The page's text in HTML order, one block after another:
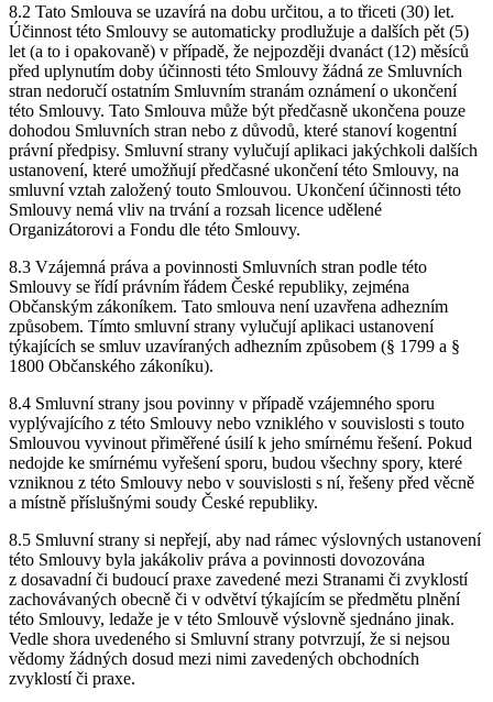
8.2 Tato Smlouva se uzavírá na dobu určitou, a to třiceti (30) let.
Účinnost této Smlouvy se automaticky prodlužuje a dalších pět (5)
let (a to i opakovaně) v případě, že nejpozději dvanáct (12) měsíců
před uplynutím doby účinnosti této Smlouvy žádná ze Smluvních
stran nedoručí ostatním Smluvním stranám oznámení o ukončení
této Smlouvy. Tato Smlouva může být předčasně ukončena pouze
dohodou Smluvních stran nebo z důvodů, které stanoví kogentní
právní předpisy. Smluvní strany vylučují aplikaci jakýchkoli dalších
ustanovení, které umožňují předčasné ukončení této Smlouvy, na
smluvní vztah založený touto Smlouvou. Ukončení účinnosti této
Smlouvy nemá vliv na trvání a rozsah licence udělené
Organizátorovi a Fondu dle této Smlouvy.
8.3 Vzájemná práva a povinnosti Smluvních stran podle této
Smlouvy se řídí právním řádem České republiky, zejména
Občanským zákoníkem. Tato smlouva není uzavřena adhezním
způsobem. Tímto smluvní strany vylučují aplikaci ustanovení
týkajících se smluv uzavíraných adhezním způsobem (§ 1799 a §
1800 Občanského zákoníku).
8.4 Smluvní strany jsou povinny v případě vzájemného sporu
vyplývajícího z této Smlouvy nebo vzniklého v souvislosti s touto
Smlouvou vyvinout přiměřené úsilí k jeho smírnému řešení. Pokud
nedojde ke smírnému vyřešení sporu, budou všechny spory, které
vzniknou z této Smlouvy nebo v souvislosti s ní, řešeny před věcně
a místně příslušnými soudy České republiky.
8.5 Smluvní strany si nepřejí, aby nad rámec výslovných ustanovení
této Smlouvy byla jakákoliv práva a povinnosti dovozována
z dosavadní či budoucí praxe zavedené mezi Stranami či zvyklostí
zachovávaných obecně či v odvětví týkajícím se předmětu plnění
této Smlouvy, ledaže je v této Smlouvě výslovně sjednáno jinak.
Vedle shora uvedeného si Smluvní strany potvrzují, že si nejsou
vědomy žádných dosud mezi nimi zavedených obchodních
zvyklostí či praxe.